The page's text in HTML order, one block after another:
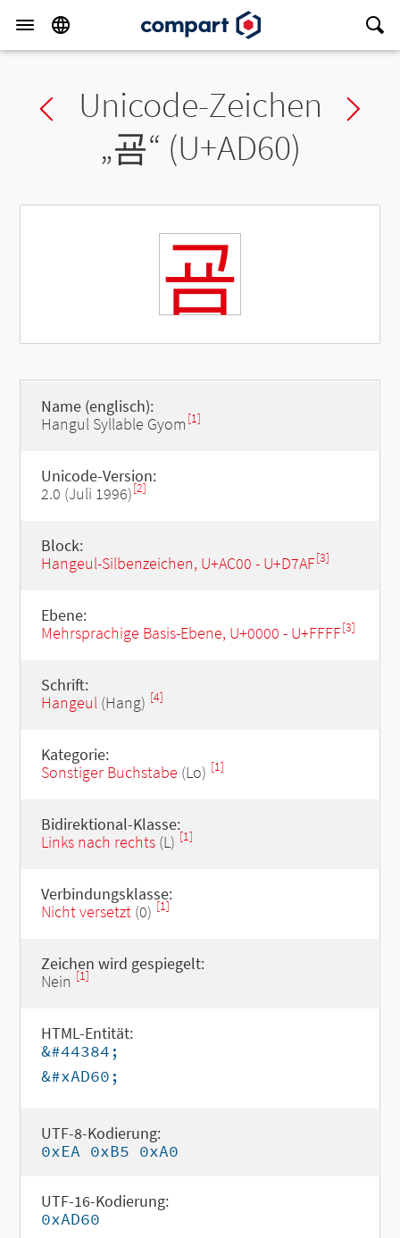
Previous char
Unicode-Zeichen
„굠“ (U+AD60)
굠
Name (englisch):
Hangul Syllable Gyom [1]
Unicode-Version:
2.0 (Juli 1996)[2]
Block:
Hangeul-Silbenzeichen, U+AC00 - U+D7AF[3]
Ebene:
Mehrsprachige Basis-Ebene, U+0000 - U+FFFF[3]
Schrift:
Hangeul(Hang) [4]
Kategorie:
Sonstiger Buchstabe (Lo) [1]
Bidirektional-Klasse:
Links nach rechts(L) [1]
Verbindungsklasse:
Nicht versetzt(0) [1]
Zeichen wird gespiegelt:
Nein [1]
HTML-Entität:
&#44384;
&#xAD60;
UTF-8-Kodierung:
0xEA 0xB5 0xA0
UTF-16-Kodierung:
0xAD60